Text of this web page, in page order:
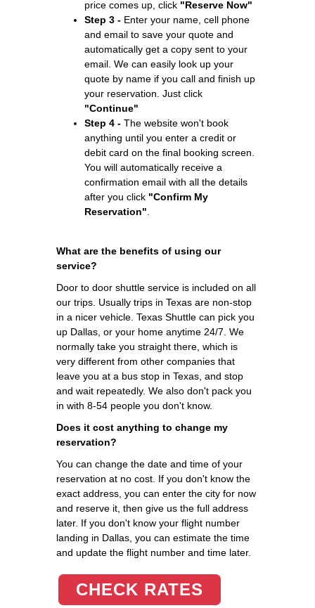
price comes up, click "Reserve Now"
Step 3 - Enter your name, cell phone
and email to save your quote and
automatically get a copy sent to your
email. We can easily look up your
quote by name if you call and finish up
your reservation. Just click
"Continue"
Step 4 - The website won't book
anything until you enter a credit or
debit card on the final booking screen.
You will automatically receive a
confirmation email with all the details
after you click "Confirm My
Reservation"
What are the benefits of using our
service?
Door to door shuttle service is included on all
our trips. Usually trips in Texas are non-stop
in a nicer vehicle. Texas Shuttle can pick you
up Dallas, or your home anytime 24/7. We
normally take you straight there, which is
very different from other companies that
leave you at a bus stop in Texas, and stop
and wait repeatedly. We also don't pack you
in with 8-54 people you don't know.
Does it cost anything to change my
reservation?
You can change the date and time of your
reservation at no cost. If you don't know the
exact address, you can enter the city for now
and reserve it, then give us the full address
later. If you don't know your flight number
landing in Dallas, you can estimate the time
and update the flight number and time later.
CHECK RATES